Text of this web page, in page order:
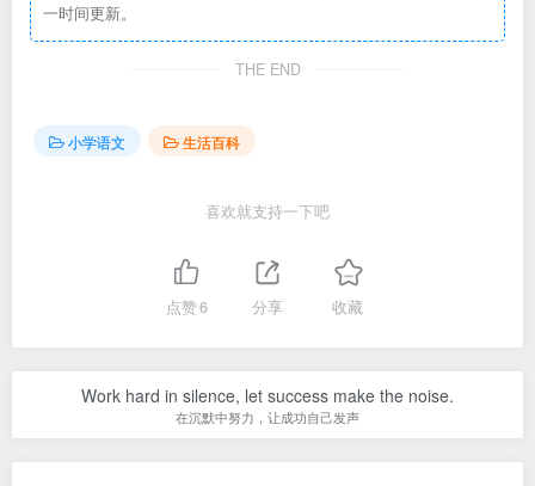
一时间更新。
THE END
小学语文 生活百科
喜欢就支持一下吧
点赞6 分享 收藏
Work hard in silence, let success make the noise.
在沉默中努力，让成功自己发声